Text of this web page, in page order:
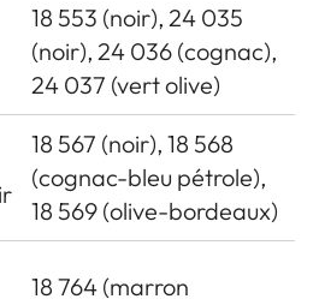
18 553 (noir), 24 035
(noir), 24 036 (cognac),
24 037 (vert olive)
18 567 (noir), 18 568
(cognac-bleu pétrole),
18 569 (olive-bordeaux)
18 764 (marron